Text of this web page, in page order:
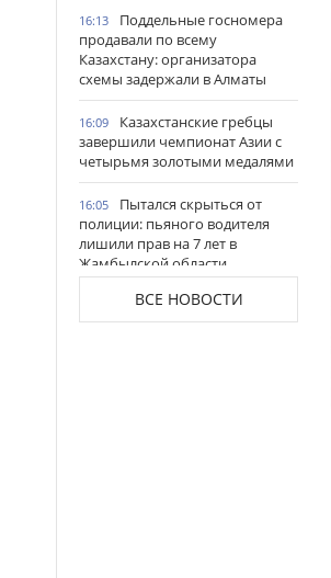
16:13
Поддельные госномера
продавали по всему
Казахстану: организатора
схемы задержали в Алматы
16:09
Казахстанские гребцы
завершили чемпионат Азии с
четырьмя золотыми медалями
16:05
Пытался скрыться от
полиции: пьяного водителя
лишили прав на 7 лет в
Жамбылской области
Вакцинация против ВПЧ
продолжается в Астане:
ВСЕ НОВОСТИ